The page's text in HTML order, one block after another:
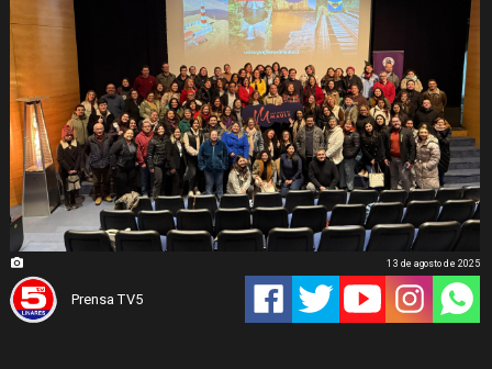
Prensa TV5
13 de agosto de 2025